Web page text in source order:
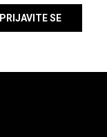
PRIJAVITE SE